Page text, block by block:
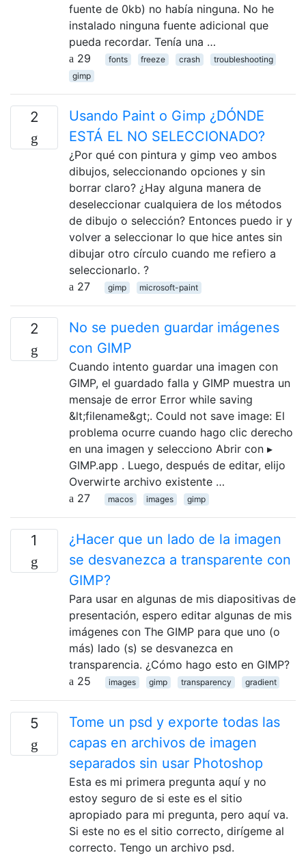
fuente de 0kb) no había ninguna. No he
instalado ninguna fuente adicional que
pueda recordar. Tenía una …
29
fonts freeze crash
troubleshooting
gimp
2
Usando Paint o Gimp ¿DÓNDE
ESTÁ EL NO SELECCIONADO?
¿Por qué con pintura y gimp veo ambos
dibujos, seleccionando opciones y sin
borrar claro? ¿Hay alguna manera de
deseleccionar cualquiera de los métodos
de dibujo o selección? Entonces puedo ir y
volver a seleccionar lo que hice antes sin
dibujar otro círculo cuando me refiero a
seleccionarlo. ?
27
gimp microsoft-paint
2
No se pueden guardar imágenes
con GIMP
Cuando intento guardar una imagen con
GIMP, el guardado falla y GIMP muestra un
mensaje de error Error while saving
&lt;filename&gt;. Could not save image: El
problema ocurre cuando hago clic derecho
en una imagen y selecciono Abrir con ▸
GIMP.app . Luego, después de editar, elijo
Overwirte archivo existente …
27
macos images gimp
1
¿Hacer que un lado de la imagen
se desvanezca a transparente con
GIMP?
Para usar en algunas de mis diapositivas de
presentación, espero editar algunas de mis
imágenes con The GIMP para que uno (o
más) lado (s) se desvanezca en
transparencia. ¿Cómo hago esto en GIMP?
25
images gimp transparency gradient
5
Tome un psd y exporte todas las
capas en archivos de imagen
separados sin usar Photoshop
Esta es mi primera pregunta aquí y no
estoy seguro de si este es el sitio
apropiado para mi pregunta, pero aquí va.
Si este no es el sitio correcto, dirígeme al
correcto. Tengo un archivo psd.